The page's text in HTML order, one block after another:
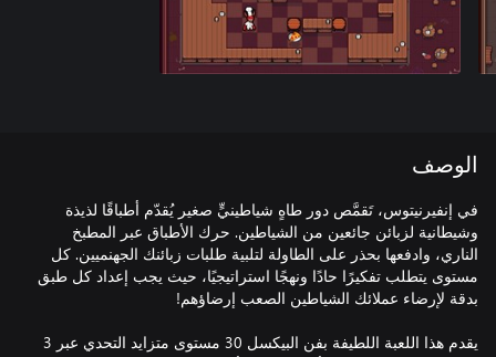
الوصف
في إنفيرنيتوس، تَقمَّص دور طاهٍ شياطينيٍّ صغير يُقدّم أطباقًا لذيذة
وشيطانية لزبائن جائعين من الشياطين. حرك الأطباق عبر المطبخ
الناري، وادفعها بحذر على الطاولة لتلبية طلبات زبائنك الجهنميين. كل
مستوى يتطلب تفكيرًا حادًا ونهجًا استراتيجيًا، حيث يجب إعداد كل طبق
يقدم هذا اللعبة اللطيفة بفن البيكسل 30 مستوى متزايد التحدي عبر 3